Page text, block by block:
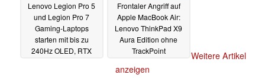
Lenovo Legion Pro 5
und Legion Pro 7
Gaming-Laptops
starten mit bis zu
240Hz OLED, RTX
Frontaler Angriff auf
Apple MacBook Air:
Lenovo ThinkPad X9
Aura Edition ohne
TrackPoint
Weitere Artikel
anzeigen